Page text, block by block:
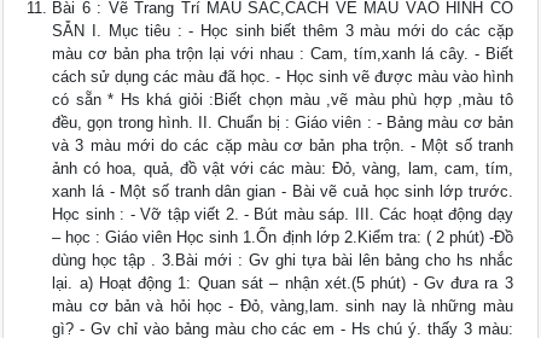
Bài 6 : Vẽ Trang Trí MÀU SẮC,CÁCH VẼ MÀU VÀO HÌNH CÓ
SẴN I. Mục tiêu : - Học sinh biết thêm 3 màu mới do các cặp
màu cơ bản pha trộn lại với nhau : Cam, tím,xanh lá cây. - Biết
cách sử dụng các màu đã học. - Học sinh vẽ được màu vào hình
có sẵn * Hs khá giỏi :Biết chọn màu ,vẽ màu phù hợp ,màu tô
đều, gọn trong hình. II. Chuẩn bị : Giáo viên : - Bảng màu cơ bản
và 3 màu mới do các cặp màu cơ bản pha trộn. - Một số tranh
ảnh có hoa, quả, đồ vật với các màu: Đỏ, vàng, lam, cam, tím,
xanh lá - Một số tranh dân gian - Bài vẽ cuả học sinh lớp trước.
Học sinh : - Vỡ tập viết 2. - Bút màu sáp. III. Các hoạt động dạy
– học : Giáo viên Học sinh 1.Ổn định lớp 2.Kiểm tra: ( 2 phút) -Đồ
dùng học tập . 3.Bài mới : Gv ghi tựa bài lên bảng cho hs nhắc
lại. a) Hoạt động 1: Quan sát – nhận xét.(5 phút) - Gv đưa ra 3
màu cơ bản và hỏi học - Đỏ, vàng,lam. sinh nay là những màu
gì? - Gv chỉ vào bảng màu cho các em - Hs chú ý. thấy 3 màu: